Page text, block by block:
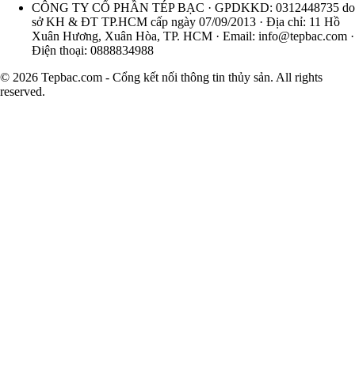
CÔNG TY CỔ PHẦN TÉP BẠC · GPDKKD: 0312448735 do
sở KH & ĐT TP.HCM cấp ngày 07/09/2013 · Địa chỉ: 11 Hồ
Xuân Hương, Xuân Hòa, TP. HCM · Email: info@tepbac.com ·
Điện thoại: 0888834988
© 2026 Tepbac.com - Cổng kết nối thông tin thủy sản. All rights
reserved.